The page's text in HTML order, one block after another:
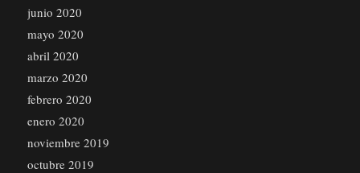
junio 2020
mayo 2020
abril 2020
marzo 2020
febrero 2020
enero 2020
noviembre 2019
octubre 2019